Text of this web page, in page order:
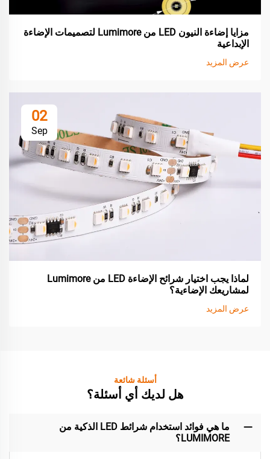
مزايا إضاءة النيون LED من Lumimore لتصميمات الإضاءة
الإبداعية
عرض المزيد
02
Sep
لماذا يجب اختيار شرائح الإضاءة LED من Lumimore
لمشاريعك الإضاءية؟
عرض المزيد
أسئلة شائعة
هل لديك أي أسئلة؟
ما هي فوائد استخدام شرائط LED الذكية من
LUMIMORE؟